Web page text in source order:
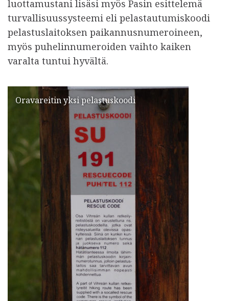
luottamustani lisäsi myös Pasin esittelemä
turvallisuussysteemi eli pelastautumiskoodi
pelastuslaitoksen paikannusnumeroineen,
myös puhelinnumeroiden vaihto kaiken
varalta tuntui hyvältä.
Oravareitin yksi pelastuskoodi